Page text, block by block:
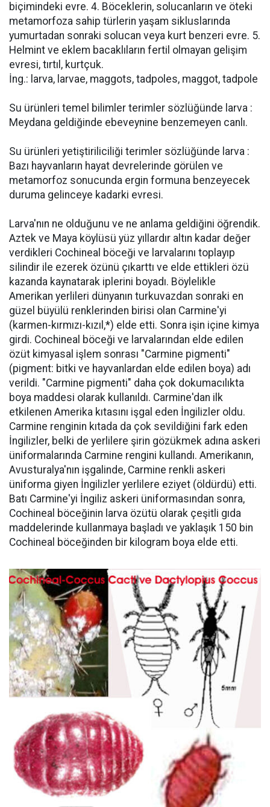
biçimindeki evre. 4. Böceklerin, solucanların ve öteki
metamorfoza sahip türlerin yaşam sikluslarında
yumurtadan sonraki solucan veya kurt benzeri evre. 5.
Helmint ve eklem bacaklıların fertil olmayan gelişim
evresi, tırtıl, kurtçuk.
İng.: larva, larvae, maggots, tadpoles, maggot, tadpole
Su ürünleri temel bilimler terimler sözlüğünde larva :
Meydana geldiğinde ebeveynine benzemeyen canlı.
Su ürünleri yetiştiriliciliği terimler sözlüğünde larva :
Bazı hayvanların hayat devrelerinde görülen ve
metamorfoz sonucunda ergin formuna benzeyecek
duruma gelinceye kadarki evresi.
Larva'nın ne olduğunu ve ne anlama geldiğini öğrendik.
Aztek ve Maya köylüsü yüz yıllardır altın kadar değer
verdikleri Cochineal böceği ve larvalarını toplayıp
silindir ile ezerek özünü çıkarttı ve elde ettikleri özü
kazanda kaynatarak iplerini boyadı. Böylelikle
Amerikan yerlileri dünyanın turkuvazdan sonraki en
güzel büyülü renklerinden birisi olan Carmine'yi
(karmen-kırmızı-kızıl,*) elde etti. Sonra işin içine kimya
girdi. Cochineal böceği ve larvalarından elde edilen
özüt kimyasal işlem sonrası "Carmine pigmenti"
(pigment: bitki ve hayvanlardan elde edilen boya) adı
verildi. "Carmine pigmenti" daha çok dokumacılıkta
boya maddesi olarak kullanıldı. Carmine'dan ilk
etkilenen Amerika kıtasını işgal eden İngilizler oldu.
Carmine renginin kıtada da çok sevildiğini fark eden
İngilizler, belki de yerlilere şirin gözükmek adına askeri
üniformalarında Carmine rengini kullandı. Amerikanın,
Avusturalya'nın işgalinde, Carmine renkli askeri
üniforma giyen İngilizler yerlilere eziyet (öldürdü) etti.
Batı Carmine'yi İngiliz askeri üniformasından sonra,
Cochineal böceğinin larva özütü olarak çeşitli gıda
maddelerinde kullanmaya başladı ve yaklaşık 150 bin
Cochineal böceğinden bir kilogram boya elde etti.